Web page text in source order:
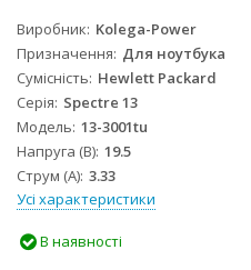
Виробник Kolega-Power
Призначення Для ноутбука
Сумісність Hewlett Packard
Серія Spectre 13
Модель 13-3001tu
Напруга (В) 19.5
Струм (А) 3.33
Усі характеристики
В наявності